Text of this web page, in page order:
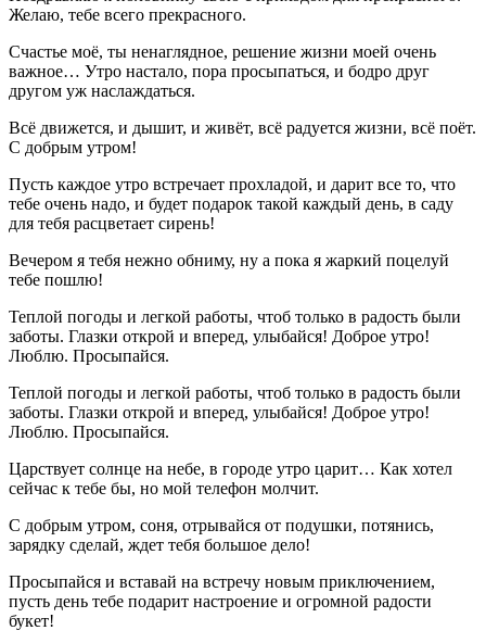
Желаю, тебе всего прекрасного.
Счастье моё, ты ненаглядное, решение жизни моей очень
важное… Утро настало, пора просыпаться, и бодро друг
другом уж наслаждаться.
Всё движется, и дышит, и живёт, всё радуется жизни, всё поёт.
С добрым утром!
Пусть каждое утро встречает прохладой, и дарит все то, что
тебе очень надо, и будет подарок такой каждый день, в саду
для тебя расцветает сирень!
Вечером я тебя нежно обниму, ну а пока я жаркий поцелуй
тебе пошлю!
Теплой погоды и легкой работы, чтоб только в радость были
заботы. Глазки открой и вперед, улыбайся! Доброе утро!
Люблю. Просыпайся.
Теплой погоды и легкой работы, чтоб только в радость были
заботы. Глазки открой и вперед, улыбайся! Доброе утро!
Люблю. Просыпайся.
Царствует солнце на небе, в городе утро царит… Как хотел
сейчас к тебе бы, но мой телефон молчит.
С добрым утром, соня, отрывайся от подушки, потянись,
зарядку сделай, ждет тебя большое дело!
Просыпайся и вставай на встречу новым приключением,
пусть день тебе подарит настроение и огромной радости
букет!